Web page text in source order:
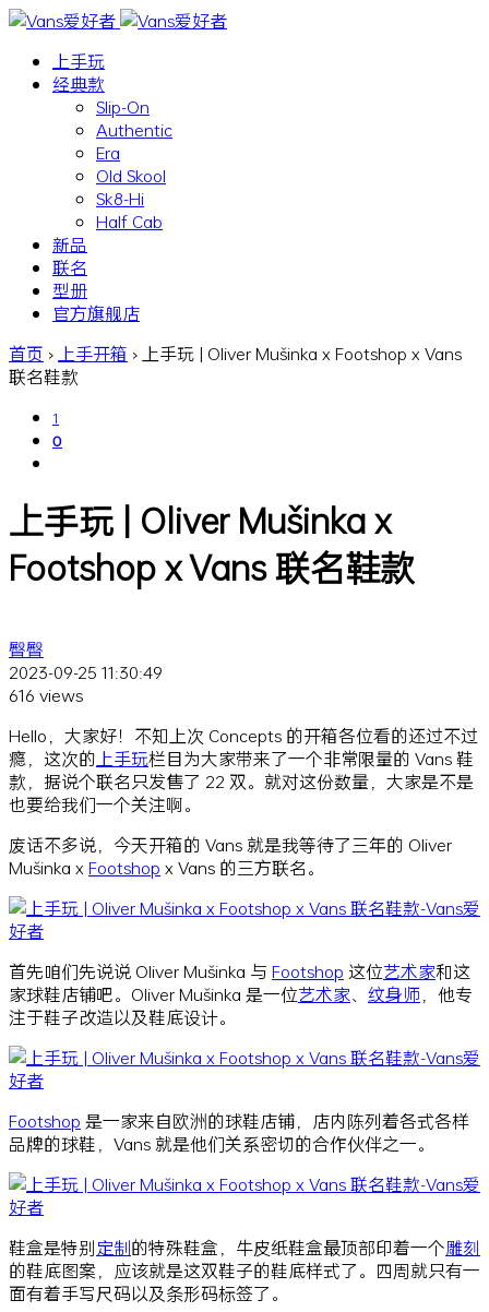
上手玩
经典款
Slip-On
Authentic
Era
Old Skool
Sk8-Hi
Half Cab
新品
联名
型册
官方旗舰店
首页 › 上手开箱 › 上手玩 | Oliver Mušinka x Footshop x Vans
联名鞋款
1
0
上手玩 | Oliver Mušinka x
Footshop x Vans 联名鞋款
臀臀
2023-09-25 11:30:49
616 views
Hello，大家好！不知上次 Concepts 的开箱各位看的还过不过
瘾，这次的 上手玩栏目为大家带来了一个非常限量的 Vans 鞋
款，据说个联名只发售了 22 双。就对这份数量，大家是不是
也要给我们一个关注啊。
废话不多说，今天开箱的 Vans 就是我等待了三年的 Oliver
Mušinka x Footshop x Vans 的三方联名。
首先咱们先说说 Oliver Mušinka 与 Footshop 这位艺术家和这
家球鞋店铺吧。 Oliver Mušinka 是一位艺术家、 纹身师
他专
注于鞋子改造以及鞋底设计。
Footshop 是一家来自欧洲的球鞋店铺，店内陈列着各式各样
品牌的球鞋，Vans 就是他们关系密切的合作伙伴之一。
鞋盒是特别定制的特殊鞋盒，牛皮纸鞋盒最顶部印着一个雕刻
的鞋底图案，应该就是这双鞋子的鞋底样式了。四周就只有一
面有着手写尺码以及条形码标签了。